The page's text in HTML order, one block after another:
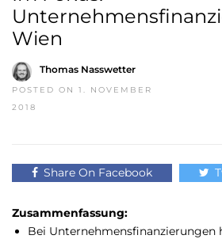
Wien
Thomas Nasswetter
POSTED ON 1. NOVEMBER
2018
Share On Facebook
Zusammenfassung:
Bei Unternehmensfinanzierungen